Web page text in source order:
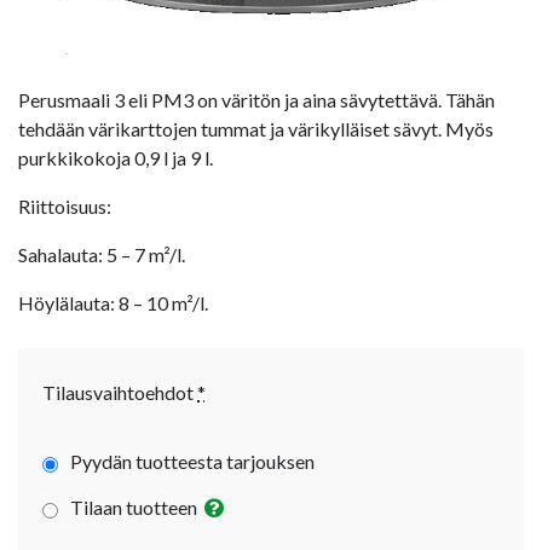
Perusmaali 3 eli PM3 on väritön ja aina sävytettävä. Tähän
tehdään värikarttojen tummat ja värikylläiset sävyt. Myös
purkkikokoja 0,9 l ja 9 l.
Riittoisuus:
Sahalauta: 5 – 7 m²/l.
Höylälauta: 8 – 10 m²/l.
Tilausvaihtoehdot*
Pyydän tuotteesta tarjouksen
Tilaan tuotteen